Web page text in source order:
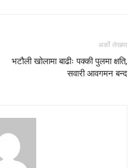
अर्को लेखमा
भटौली खोलामा बाढीः पक्की पुलमा क्षति,
सवारी आवगमन बन्द